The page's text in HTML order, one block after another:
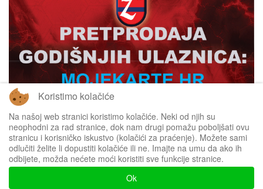
Impressum
Koristimo kolačiće
Na našoj web stranici koristimo kolačiće. Neki od njih su
neophodni za rad stranice, dok nam drugi pomažu poboljšati ovu
stranicu i korisničko iskustvo (kolačići za praćenje). Možete sami
odlučiti želite li dopustiti kolačiće ili ne. Imajte na umu da ako ih
odbijete, možda nećete moći koristiti sve funkcije stranice.
Ok